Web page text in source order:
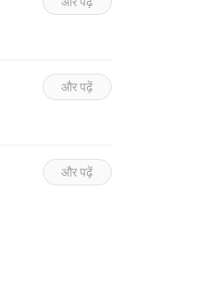
और पढ़ें
और पढ़ें